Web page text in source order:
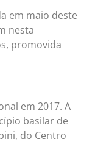
em maio deste
nesta
promovida
em 2017. A
basilar de
do Centro